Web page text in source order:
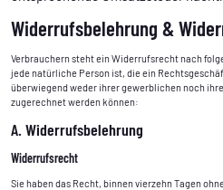
Widerrufsbelehrung &
Verbrauchern steht ein Widerrufsrecht nach
jede natürliche Person ist, die ein
überwiegend weder ihrer gewerblichen noch
zugerechnet werden können:
A. Widerrufsbelehrung
Widerrufsrecht
Sie haben das Recht, binnen vierzehn Tagen